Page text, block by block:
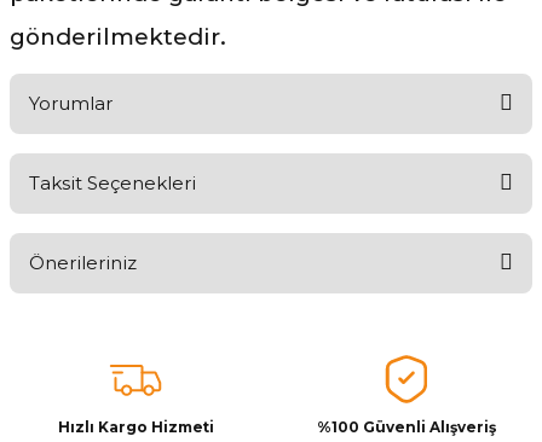
gönderilmektedir.
Yorumlar
Ürünü Değerlendir
Taksit Seçenekleri
Önerileriniz
tarafımıza iletebilirsiniz.
Görüş ve önerileriniz için teşekkür ederiz.
Hızlı Kargo Hizmeti
%100 Güvenli Alışveriş